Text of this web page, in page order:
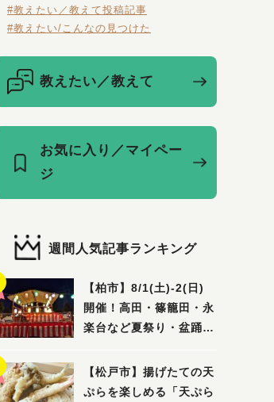
#教えたい／教えて投稿記事
#教えたい/こんなの見つけた
教えたい／教えて
お気に入り／マイペー
ジ
週間人気記事ランキング
【柏市】8/1(土)‐2(日)
開催！高田・篠籠田・永
楽台など夏祭り・盆踊り
【松戸市】揚げたての天
ぷらを楽しめる「天ぷら